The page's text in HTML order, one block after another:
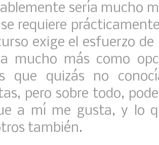
sería mucho
requiere
exige el esfuerzo
mucho más como
que quizás no
pero sobre todo,
a mí me gusta, y lo
también.